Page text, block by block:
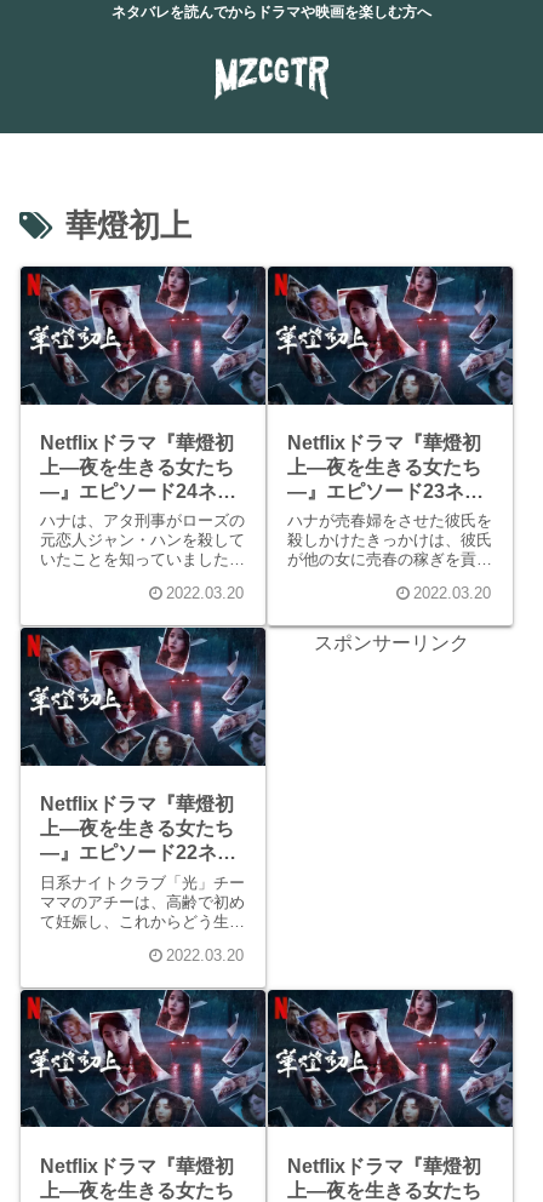
ネタバレを読んでからドラマや映画を楽しむ方へ
華燈初上
Netflixドラマ『華燈初
上―夜を生きる女たち
―』エピソード24ネタ
バレ感想【最終回】
ハナは、アタ刑事がローズの
元恋人ジャン・ハンを殺して
いたことを知っていました。
でした。ローズは、スーが息
き離そうとしたからハナが凶
行に及んだと知り、複雑な思
いになります。
2022.03.20
Netflixドラマ『華燈初
上―夜を生きる女たち
―』エピソード23ネタ
バレ感想
ハナが売春婦をさせた彼氏を
殺しかけたきっかけは、彼氏
が他の女に売春の稼ぎを貢い
しかし殺意を行動に移してし
は、彼氏がハナのことを
「犬」と呼んだことだったの
2022.03.20
Netflixドラマ『華燈初
上―夜を生きる女たち
―』エピソード22ネタ
バレ感想
日系ナイトクラブ「光」チー
ママのアチーは、高齢で初め
て妊娠し、これからどう生き
「光」ママのローズはアチー
を辞めずに、ローズが肩代わ
りした借金を返してほしいと
語りかけます。
2022.03.20
スポンサーリンク
Netflixドラマ『華燈初
上―夜を生きる女たち
Netflixドラマ『華燈初
上―夜を生きる女たち